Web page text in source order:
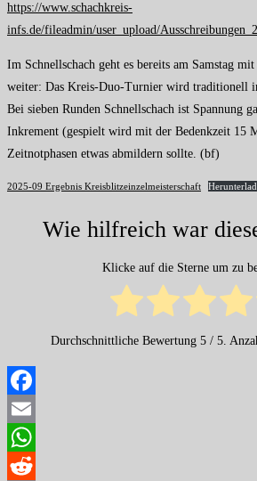
https://www.schachkreis-
infs.de/fileadmin/user_upload/
Im Schnellschach geht es bereits am Samstag
weiter: Das Kreis-Duo-Turnier wird traditionell
Bei sieben Runden Schnellschach ist Spannung
Inkrement (gespielt wird mit der Bedenkzeit 15
Zeitnotphasen etwas abmildern sollte. (bf)
2025-09 Ergebnis Kreisblitzeinzelmeisterschaft
Wie hilfreich war
Klicke auf die Sterne um zu
Durchschnittliche Bewertung 5 / 5.
Facebook
Email
WhatsApp